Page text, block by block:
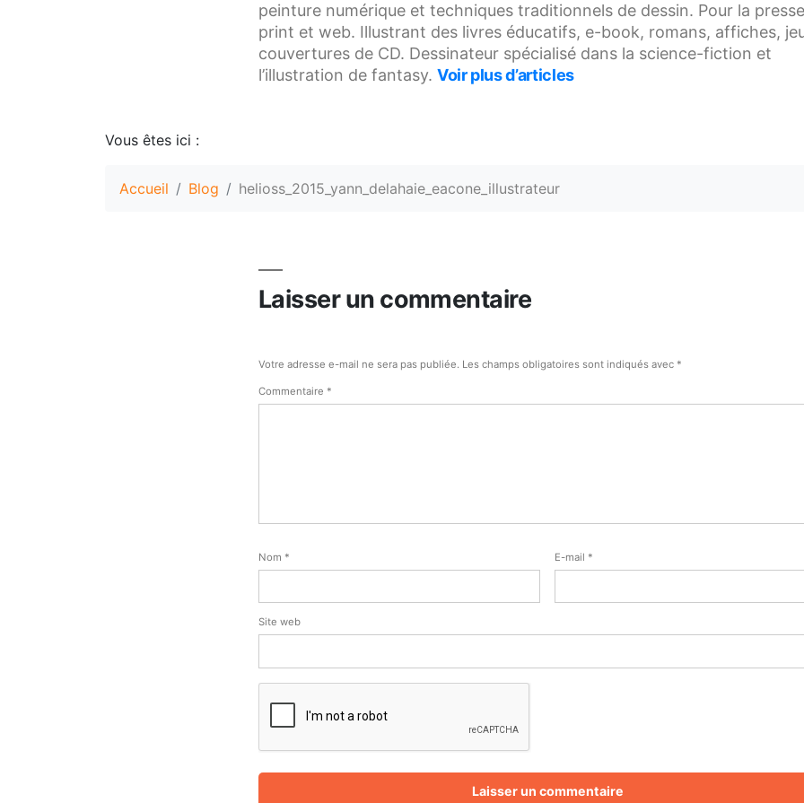
peinture numérique et techniques traditionnels de dessin. Pour la
print et web. Illustrant des livres éducatifs, e-book, romans, affiches,
couvertures de CD. Dessinateur spécialisé dans la science-fiction et
l’illustration de fantasy. Voir plus d’articles
Vous êtes ici :
Accueil Blog helioss_2015_yann_delahaie_eacone_illustrateur
Laisser un commentaire
Votre adresse e-mail ne sera pas publiée. Les champs obligatoires sont indiqués avec *
Commentaire *
Nom * E-mail *
Site web